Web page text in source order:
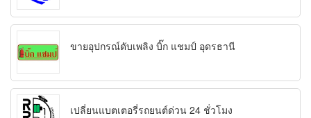
ขายอุปกรณ์ดับเพลิง บิ๊ก แชมป์ อุดรธานี
เปลี่ยนแบตเตอรี่รถยนต์ด่วน 24 ชั่วโมง